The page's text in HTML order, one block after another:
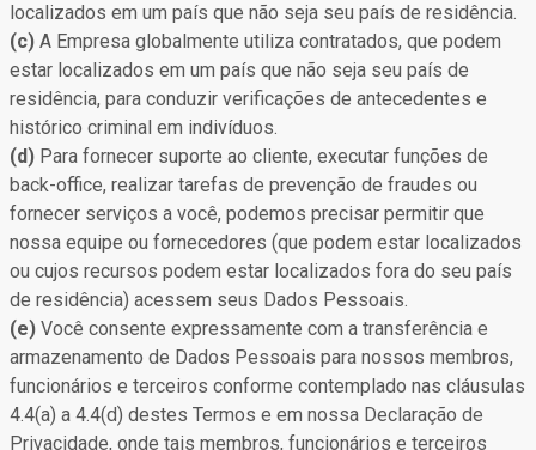
localizados em um país que não seja seu país de residência.
(c) A Empresa globalmente utiliza contratados, que podem
estar localizados em um país que não seja seu país de
residência, para conduzir verificações de antecedentes e
histórico criminal em indivíduos.
(d) Para fornecer suporte ao cliente, executar funções de
back-office, realizar tarefas de prevenção de fraudes ou
fornecer serviços a você, podemos precisar permitir que
nossa equipe ou fornecedores (que podem estar localizados
ou cujos recursos podem estar localizados fora do seu país
de residência) acessem seus Dados Pessoais.
(e) Você consente expressamente com a transferência e
armazenamento de Dados Pessoais para nossos membros,
funcionários e terceiros conforme contemplado nas cláusulas
4.4(a) a 4.4(d) destes Termos e em nossa Declaração de
Privacidade, onde tais membros, funcionários e terceiros